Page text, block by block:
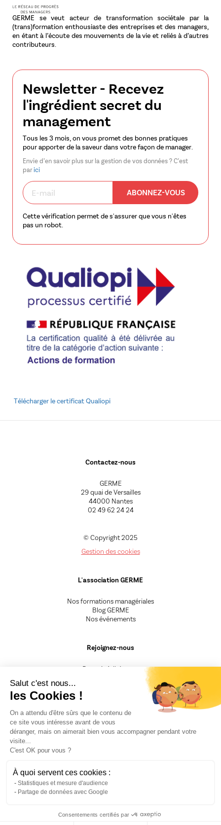
Salut c'est nous...
les Cookies !
On a attendu d'être sûrs que le contenu de
ce site vous intéresse avant de vous
déranger, mais on aimerait bien vous accompagner pendant votre
visite...
C'est OK pour vous ?
À quoi servent ces cookies :
Statistiques et mesure d'audience
Partage de données avec Google
Consentements certifiés par
GERME se veut acteur de transformation sociétale par la
(trans)formation enthousiaste des entreprises et des managers,
en étant à l’écoute des mouvements de la vie et reliés à d’autres
contributeurs.
Newsletter - Recevez
l'ingrédient secret du
management
Tous les 3 mois, on vous promet des bonnes pratiques
pour apporter de la saveur dans votre façon de manager.
Envie d’en savoir plus sur la gestion de vos données ? C’est
parici
Cette vérification permet de s'assurer que vous n'êtes
pas un robot.
ABONNEZ-VOUS
Télécharger le certificat Qualiopi
Contactez-nous
GERME
29 quai de Versailles
44000 Nantes
02 49 62 24 24
© Copyright 2025
Gestion des cookies
L'association GERME
Nos formations managériales
Blog GERME
Nos événements
Rejoignez-nous
Devenir Adhérent.e
Besoin d'un renseignement
CGV
Mentions légales
Fiche Presse
Recrutement